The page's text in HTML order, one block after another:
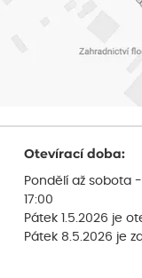
Otevírací doba:
Pondělí až sobota
17:00
Pátek 1.5.2026 je
Pátek 8.5.2026 je